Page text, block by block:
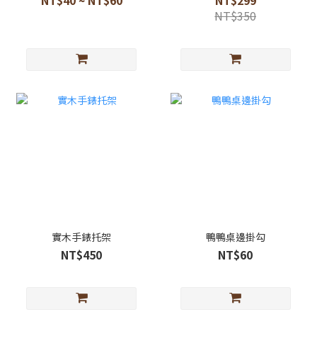
NT$350
實木手錶托架
NT$450
鴨鴨桌邊掛勾
NT$60